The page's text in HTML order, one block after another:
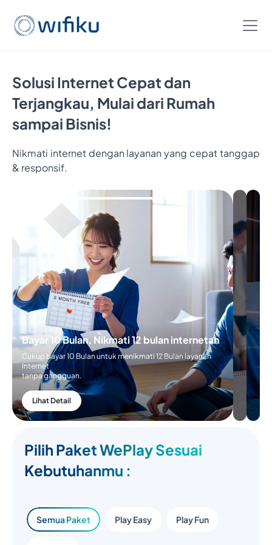
Solusi Internet Cepat dan
Terjangkau, Mulai dari Rumah
sampai Bisnis!
Nikmati internet dengan layanan yang cepat tanggap
& responsif.
Bayar 10 Bulan, Nikmati 12 bulan
internetan
Cukup bayar 10 Bulan untuk menikmati 12 Bulan
layanan Internet
tanpa gangguan.
Lihat Detail
5
Bulan,
Nikmatin
Bulan
Internetan
Cukup
Bayar 5
Bulan
untuk
menikmati
6 Bulan
layanan
internetan
tanpa
gangguan
Lihat
Detail
Pilih Paket WePlay Sesuai
Kebutuhanmu :
Semua Paket Play Easy Play Fun